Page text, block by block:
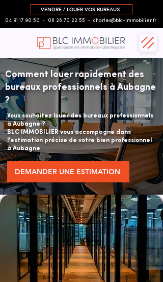
VENDRE / LOUER VOS BUREAUX
04 91 17 90 50 ▪︎ 06 26 70 22 55 ▪︎ charles@blc-immobilier.fr
Comment louer rapidement des
bureaux professionnels à Aubagne
?
Vous souhaitez louer des bureaux professionnels
à Aubagne ?
BLC IMMOBILIER vous accompagne dans
l'estimation précise de votre bien professionnel
à Aubagne
DEMANDER UNE ESTIMATION